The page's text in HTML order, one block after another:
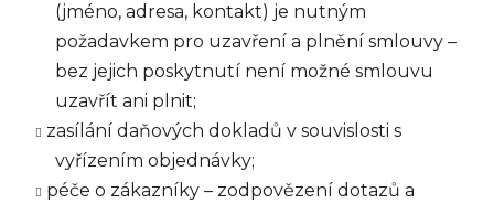
(jméno, adresa, kontakt) je nutným
požadavkem pro uzavření a plnění smlouvy –
bez jejich poskytnutí není možné smlouvu
uzavřít ani plnit;
zasílání daňových dokladů v souvislosti s
vyřízením objednávky;
péče o zákazníky – zodpovězení dotazů a